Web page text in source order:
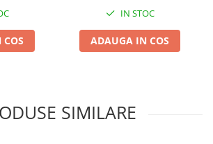
IN STOC
ADAUGA IN COS
SIMILARE